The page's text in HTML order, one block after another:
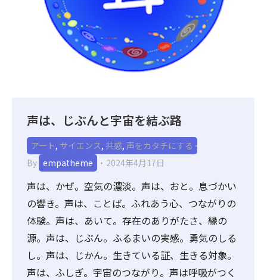
声は、じぶんと宇宙を結ぶ路
アート, サイエンス, 共感, 声をカタチにする
By empatheme 2024年4月17日
声は、かぜ。空気の濃淡。声は、おと。息づかい
の響き。声は、ことば。ふれあう心、つながりの
体験。声は、あいて。存在のありがたさ、縁の
源。声は、じぶん。ふるまいの実感。勇気のしる
し。声は、じかん。生きている証、生きる対象。
声は、ふしぎ。宇宙のつながり。声は呼吸がつく